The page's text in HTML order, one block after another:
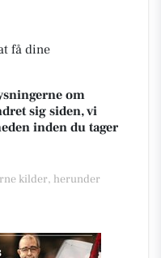
få dine
om
sig siden, vi
inden du tager
kilder, herunder